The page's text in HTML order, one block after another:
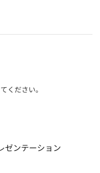
ください。
ゼンテーション